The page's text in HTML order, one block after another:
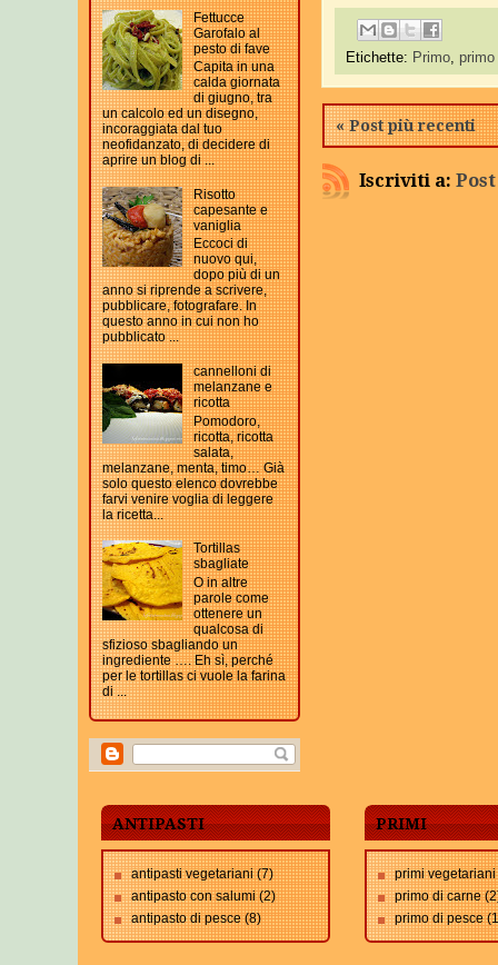
Fettucce
Garofalo al
pesto di fave
Capita in una
calda giornata
di giugno, tra
un calcolo ed un disegno,
incoraggiata dal tuo
neofidanzato, di decidere di
aprire un blog di ...
Risotto
capesante e
vaniglia
Eccoci di
nuovo qui,
dopo più di un
anno si riprende a scrivere,
pubblicare, fotografare. In
questo anno in cui non ho
pubblicato ...
cannelloni di
melanzane e
ricotta
Pomodoro,
ricotta, ricotta
salata,
melanzane, menta, timo… Già
solo questo elenco dovrebbe
farvi venire voglia di leggere
la ricetta...
Tortillas
sbagliate
O in altre
parole come
ottenere un
qualcosa di
sfizioso sbagliando un
ingrediente …. Eh sì, perché
per le tortillas ci vuole la farina
di ...
Etichette: Primo,
« Post più recenti
Iscriviti a:
ANTIPASTI
antipasti vegetariani (7)
antipasto con salumi (2)
antipasto di pesce (8)
PRIMI
primi vegetariani
primo di carne
primo di pesce